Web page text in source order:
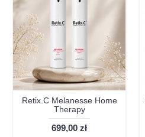
Retix.C Melanesse Home
Therapy
699,00 zł